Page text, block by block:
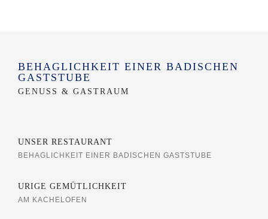
BEHAGLICHKEIT EINER BADISCHEN
GASTSTUBE
GENUSS & GASTRAUM
UNSER RESTAURANT
BEHAGLICHKEIT EINER BADISCHEN GASTSTUBE
URIGE GEMÜTLICHKEIT
AM KACHELOFEN